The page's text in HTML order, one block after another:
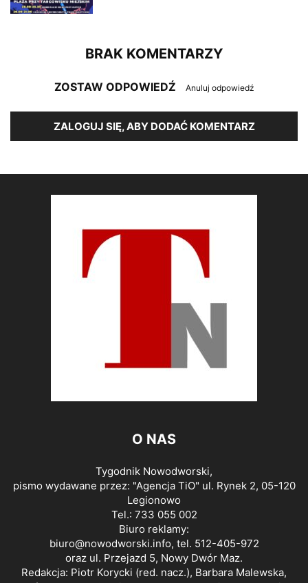
BRAK KOMENTARZY
ZOSTAW ODPOWIEDŹ Anuluj odpowiedź
ZALOGUJ SIĘ, ABY DODAĆ KOMENTARZ
O NAS
Tygodnik Nowodworski,
pismo wydawane przez: "Agencja TiO" ul. Rynek 2, 05-120
Legionowo
Tel.: 733 055 002
Biuro reklamy:
biuro@nowodworski.info, tel. 512-405-972
oraz ul. Przejazd 5, Nowy Dwór Maz.
Redakcja: Piotr Korycki (red. nacz.), Barbara Malewska,